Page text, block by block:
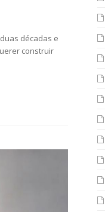
décadas e
construir